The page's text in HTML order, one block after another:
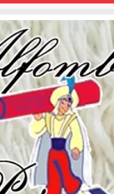
Equipos para
Sillas y Mesas
Trajes de Etiqueta